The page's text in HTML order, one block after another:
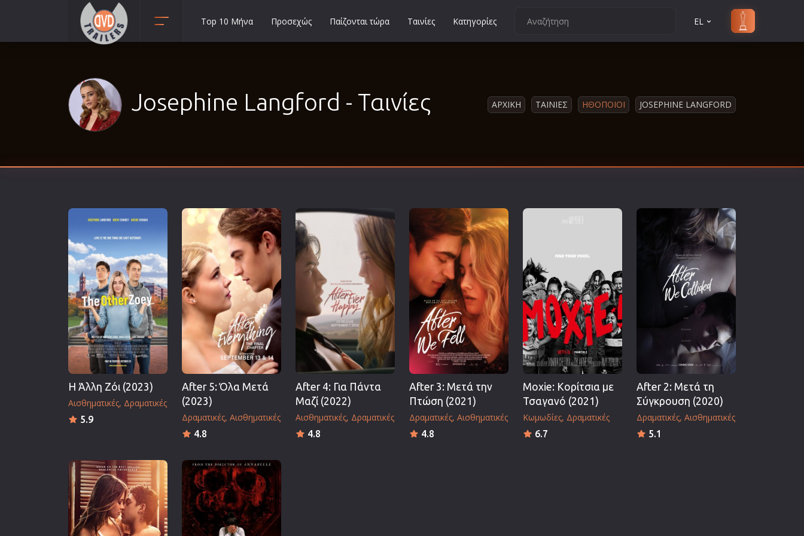
Αισθηματικές
Αισθησιακές
Βιογραφίες
Ελληνικός Κινηματογράφος
Επιβίωσης
Επιστημονικής Φαντασίας
Εποχής
Ερωτικές
Ευρωπαικός Κινηματογράφος
Θρησκευτικές
Θρίλερ
Ιστορικές
Καταστροφής
Κλασσικές
Μικρού Μήκους
Μιούζικαλ
Νεανικές
Πολεμικές
Πολεμικές Τέχνες
Πολιτική
Σπορ
Τηλεοπτικές Σειρές
Τρόμου
Φαντασίας
Φιλμ Νουάρ
Χριστουγεννιάτικες
Ρομαντικές Κωμωδίες
Top 10 Μήνα Προσεχώς Παίζονται τώρα Ταινίες Κατηγορίες EL
Josephine Langford - Ταινίες ΑΡΧΙΚΗ ΤΑΙΝΙΕΣ ΗΘΟΠΟΙΟΙ JOSEPHINE LANGFORD
Η Άλλη Ζόι (2023)
Αισθηματικές Δραματικές
5.9
After 5: Όλα Μετά
(2023)
Δραματικές Αισθηματικές
4.8
After 4: Για Πάντα
Μαζί (2022)
Αισθηματικές Δραματικές
4.8
After 3: Μετά την
Πτώση (2021)
Δραματικές Αισθηματικές
4.8
Moxie: Κορίτσια με
Τσαγανό (2021)
Κωμωδίες Δραματικές
6.7
After 2: Μετά τη
Σύγκρουση (2020)
Δραματικές Αισθηματικές
5.1